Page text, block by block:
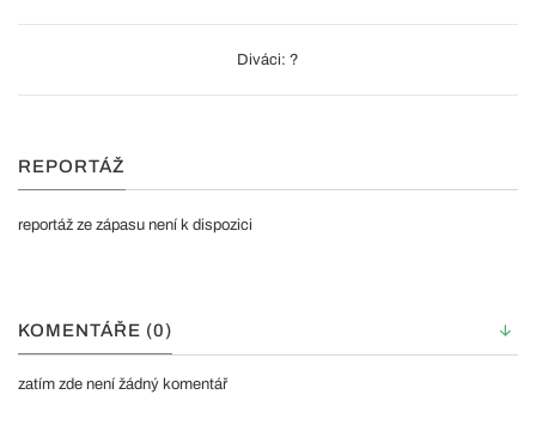
Diváci: ?
REPORTÁŽ
reportáž ze zápasu není k dispozici
KOMENTÁŘE (0)
zatím zde není žádný komentář